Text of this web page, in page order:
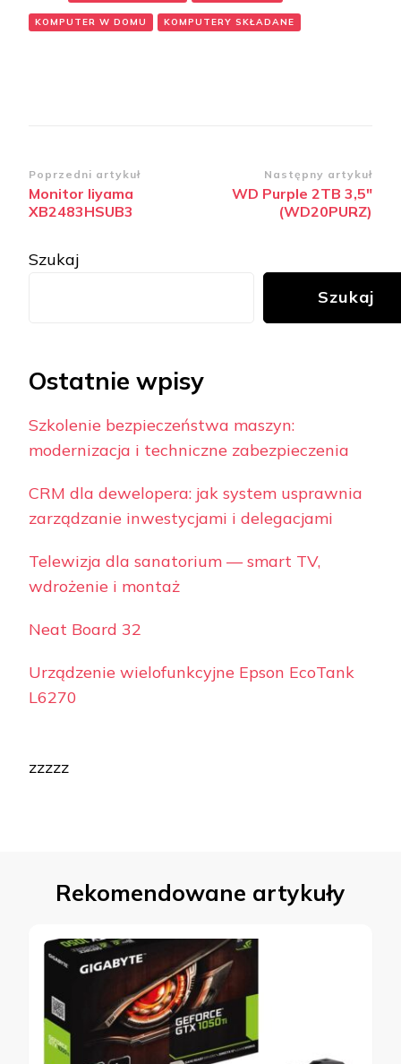
KOMPUTER W DOMU KOMPUTERY SKŁADANE
Zobacz
wpisy
Poprzedni artykuł
Monitor Iiyama
XB2483HSUB3
Następny artykuł
WD Purple 2TB 3,5″
(WD20PURZ)
Szukaj
Szukaj
Ostatnie wpisy
Szkolenie bezpieczeństwa maszyn:
modernizacja i techniczne zabezpieczenia
CRM dla dewelopera: jak system usprawnia
zarządzanie inwestycjami i delegacjami
Telewizja dla sanatorium — smart TV,
wdrożenie i montaż
Neat Board 32
Urządzenie wielofunkcyjne Epson EcoTank
L6270
zzzzz
Rekomendowane artykuły